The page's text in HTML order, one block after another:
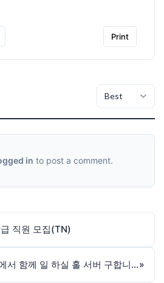
Print
in to post a comment.
직원 모집(TN)
도라빌 소공동 순두부에서 함께 일 하실 홀 서버 구합니다»